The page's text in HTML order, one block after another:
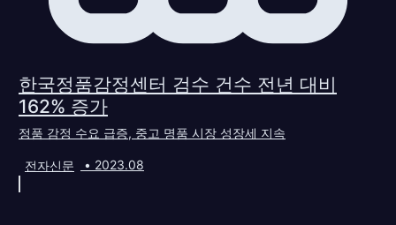
한국정품감정센터 검수 건수 전년 대비
162% 증가
정품 감정 수요 급증, 중고 명품 시장 성장세 지속
전자신문 • 2023.08